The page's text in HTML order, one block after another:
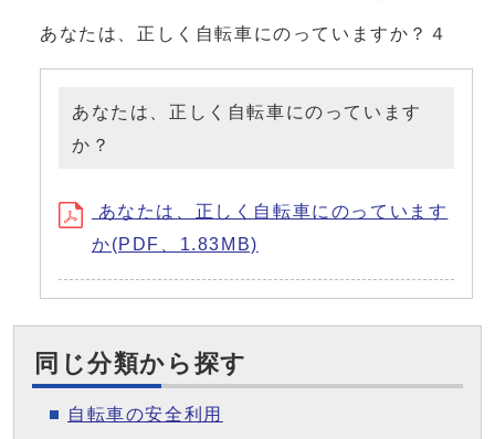
あなたは、正しく自転車にのっていますか？４
あなたは、正しく自転車にのっています
か？
あなたは、正しく自転車にのっています
か(PDF、1.83MB)
同じ分類から探す
自転車の安全利用